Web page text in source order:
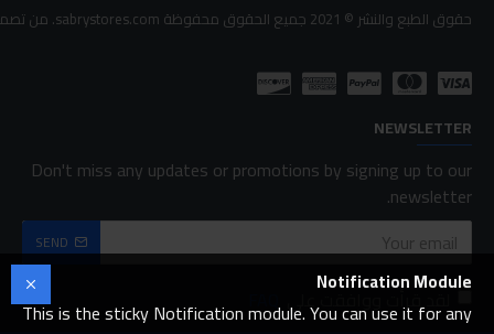
حقوق الطبع والنشر © 2021 جميع الحقوق محفوظة sabrystores.com. من تصميم-
NEWSLETTER
Don't miss any updates or promotions by signing up to our
newsletter.
SEND
لقد قرأت ووافقت على FAQ
Notification Module
This is the sticky Notification module. You can use it for any